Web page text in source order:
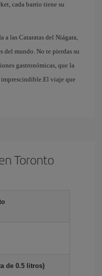
cada barrio tiene su
a las Cataratas del Niágara,
del mundo. No te pierdas su
gastronómicas, que la
viaje que
Toronto
de 0.5 litros)